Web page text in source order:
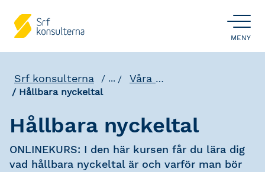
ÖPPNA
MENY
Srf konsulterna ... Våra utbildningar
Hållbara nyckeltal
Hållbara nyckeltal
ONLINEKURS: I den här kursen får du lära dig
vad hållbara nyckeltal är och varför man bör